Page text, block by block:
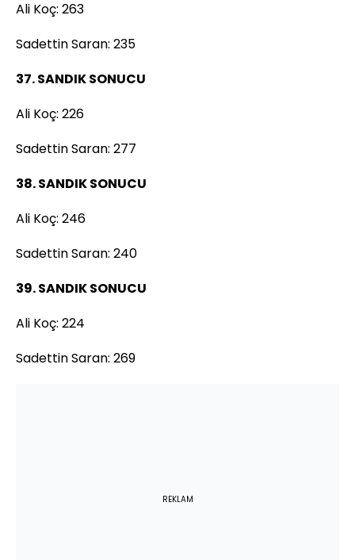
Ali Koç: 263
Sadettin Saran: 235
37. SANDIK SONUCU
Ali Koç: 226
Sadettin Saran: 277
38. SANDIK SONUCU
Ali Koç: 246
Sadettin Saran: 240
39. SANDIK SONUCU
Ali Koç: 224
Sadettin Saran: 269
REKLAM